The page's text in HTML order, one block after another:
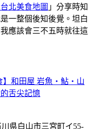
北美食地圖 」分享時知
一整個後知後覺。坦白
應該會三不五時就往這
】和田屋 岩魚・鮎・山
舌尖記憶
川県白山市三宮町イ55-